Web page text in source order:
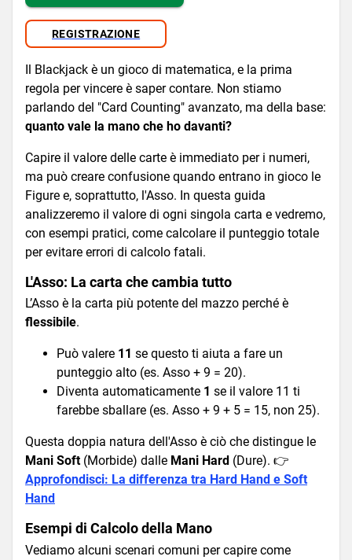
REGISTRAZIONE
Il Blackjack è un gioco di matematica, e la prima
regola per vincere è saper contare. Non stiamo
parlando del "Card Counting" avanzato, ma della base:
quanto vale la mano che ho davanti?
Capire il valore delle carte è immediato per i numeri,
ma può creare confusione quando entrano in gioco le
Figure e, soprattutto, l'Asso. In questa guida
analizzeremo il valore di ogni singola carta e vedremo,
con esempi pratici, come calcolare il punteggio totale
per evitare errori di calcolo fatali.
L'Asso: La carta che cambia tutto
L’Asso è la carta più potente del mazzo perché è
flessibile.
Può valere 11 se questo ti aiuta a fare un
punteggio alto (es. Asso + 9 = 20).
Diventa automaticamente 1 se il valore 11 ti
farebbe sballare (es. Asso + 9 + 5 = 15, non 25).
Questa doppia natura dell'Asso è ciò che distingue le
Mani Soft(Morbide) dalle Mani Hard (Dure). 👉
Approfondisci: La differenza tra Hard Hand e Soft
Hand
Esempi di Calcolo della Mano
Vediamo alcuni scenari comuni per capire come